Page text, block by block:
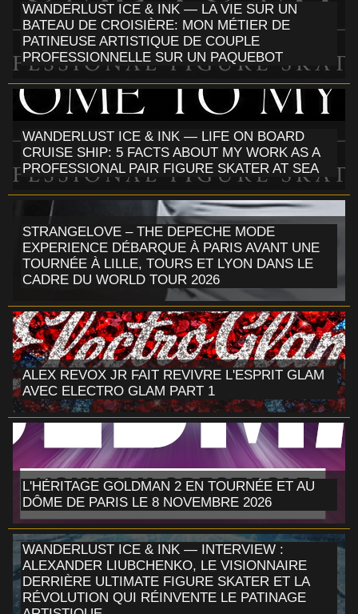
WANDERLUST ICE & INK — LA VIE SUR UN
BATEAU DE CROISIÈRE: MON MÉTIER DE
PATINEUSE ARTISTIQUE DE COUPLE
PROFESSIONNELLE SUR UN PAQUEBOT
WANDERLUST ICE & INK — LIFE ON BOARD
CRUISE SHIP: 5 FACTS ABOUT MY WORK AS A
PROFESSIONAL PAIR FIGURE SKATER AT SEA
STRANGELOVE – THE DEPECHE MODE
EXPERIENCE DÉBARQUE À PARIS AVANT UNE
TOURNÉE À LILLE, TOURS ET LYON DANS LE
CADRE DU WORLD TOUR 2026
ALEX REVOX JR FAIT REVIVRE L'ESPRIT GLAM
AVEC ELECTRO GLAM PART 1
L'HÉRITAGE GOLDMAN 2 EN TOURNÉE ET AU
DÔME DE PARIS LE 8 NOVEMBRE 2026
WANDERLUST ICE & INK — INTERVIEW :
ALEXANDER LIUBCHENKO, LE VISIONNAIRE
DERRIÈRE ULTIMATE FIGURE SKATER ET LA
RÉVOLUTION QUI RÉINVENTE LE PATINAGE